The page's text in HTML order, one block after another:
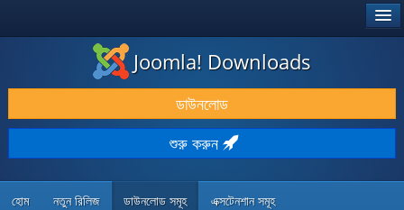
ডাউনলোড & প্রসারিত করুন
আবিষ্কার & শিখুন
কমিউনিটি & সহায়তা
Joomla! Downloads
ডাউনলোড
শুরু করুন
হোম নতুন রিলিজ ডাউনলোড সমূহ এক্সটেনশান সমূহ